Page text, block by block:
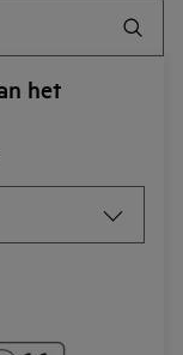
het